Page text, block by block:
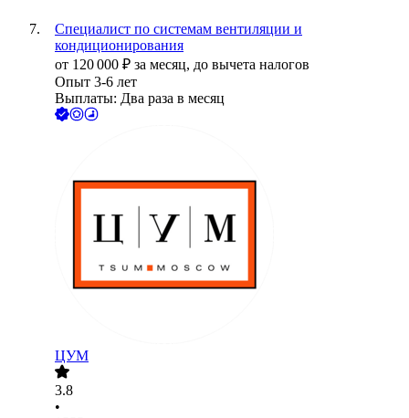
Специалист по системам вентиляции и
кондиционирования
от 120 000 ₽ за месяц, до вычета налогов
Опыт 3-6 лет
Выплаты: Два раза в месяц
ЦУМ
3.8
•